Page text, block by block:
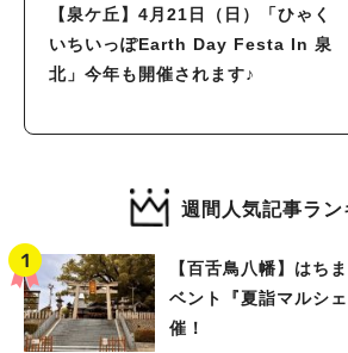
【泉ケ丘】4月21日（日）「ひゃく
いちいっぽEarth Day Festa In 泉
北」今年も開催されます♪
週間人気記事ラン
【百舌鳥八幡】はち
ベント『夏詣マルシ
催！